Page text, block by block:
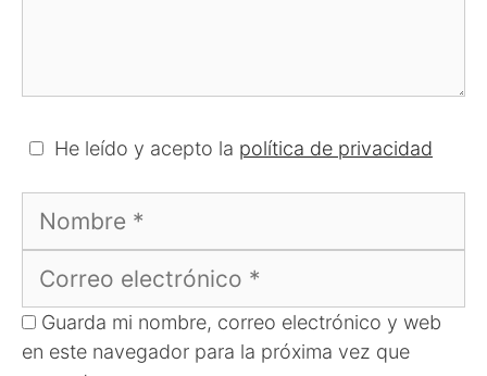
He leído y acepto la política de privacidad
electrónico
Guarda mi nombre, correo electrónico y web
en este navegador para la próxima vez que